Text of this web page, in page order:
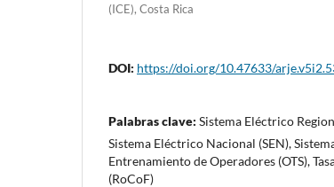
(ICE), Costa Rica
DOI: https://doi.org/10.47633/
Palabras clave: Sistema Eléctrico
Sistema Eléctrico Nacional (SEN),
Entrenamiento de Operadores (OTS),
(RoCoF)